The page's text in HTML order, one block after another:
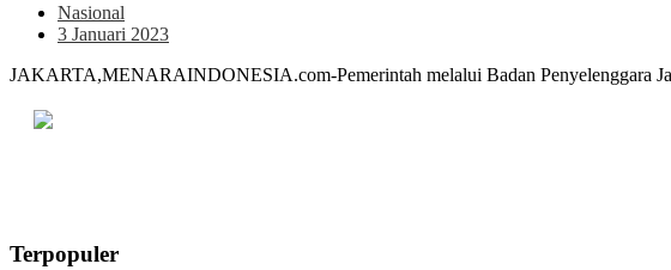
Nasional
3 Januari 2023
JAKARTA,MENARAINDONESIA.com-Pemerintah melalui Badan Penyelenggara
Terpopuler